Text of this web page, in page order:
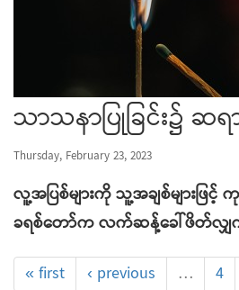
သာသနာပြုခြင်း၌
Thursday, February 23, 2023
လူ့အပြစ်များကို သူ့အချစ်များဖြင့်
ခရစ်တော်က လက်ဆန့်ခေါ်ဖိတ်လ
« first
‹ previous … 4